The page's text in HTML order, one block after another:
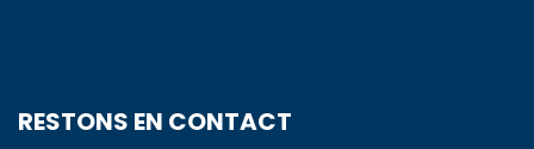
RESTONS EN CONTACT